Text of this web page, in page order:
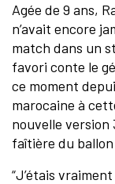
Agée de 9 ans,
n’avait encore
match dans un
favori conte le
ce moment
marocaine à
nouvelle version
faîtière du
“J’étais